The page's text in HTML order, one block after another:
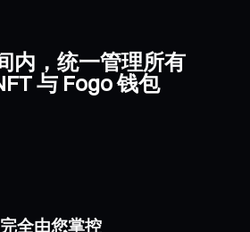
内，统一管理所有
与 Fogo 钱包
全由您掌控